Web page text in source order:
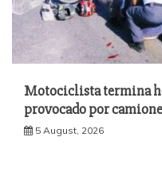
Motociclista termina
provocado por
5 August, 2026